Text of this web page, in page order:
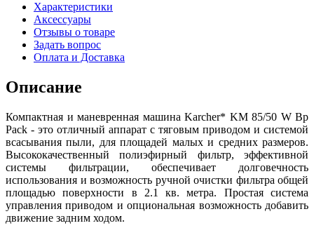
Характеристики
Аксессуары
Отзывы о товаре
Задать вопрос
Оплата и Доставка
Описание
Компактная и маневренная машина Karcher* KM 85/50 W Bp
Pack - это отличный аппарат с тяговым приводом и системой
всасывания пыли, для площадей малых и средних размеров.
Высококачественный полиэфирный фильтр, эффективной
системы фильтрации, обеспечивает долговечность
использования и возможность ручной очистки фильтра общей
площадью поверхности в 2.1 кв. метра. Простая система
управления приводом и опциональная возможность добавить
движение задним ходом.